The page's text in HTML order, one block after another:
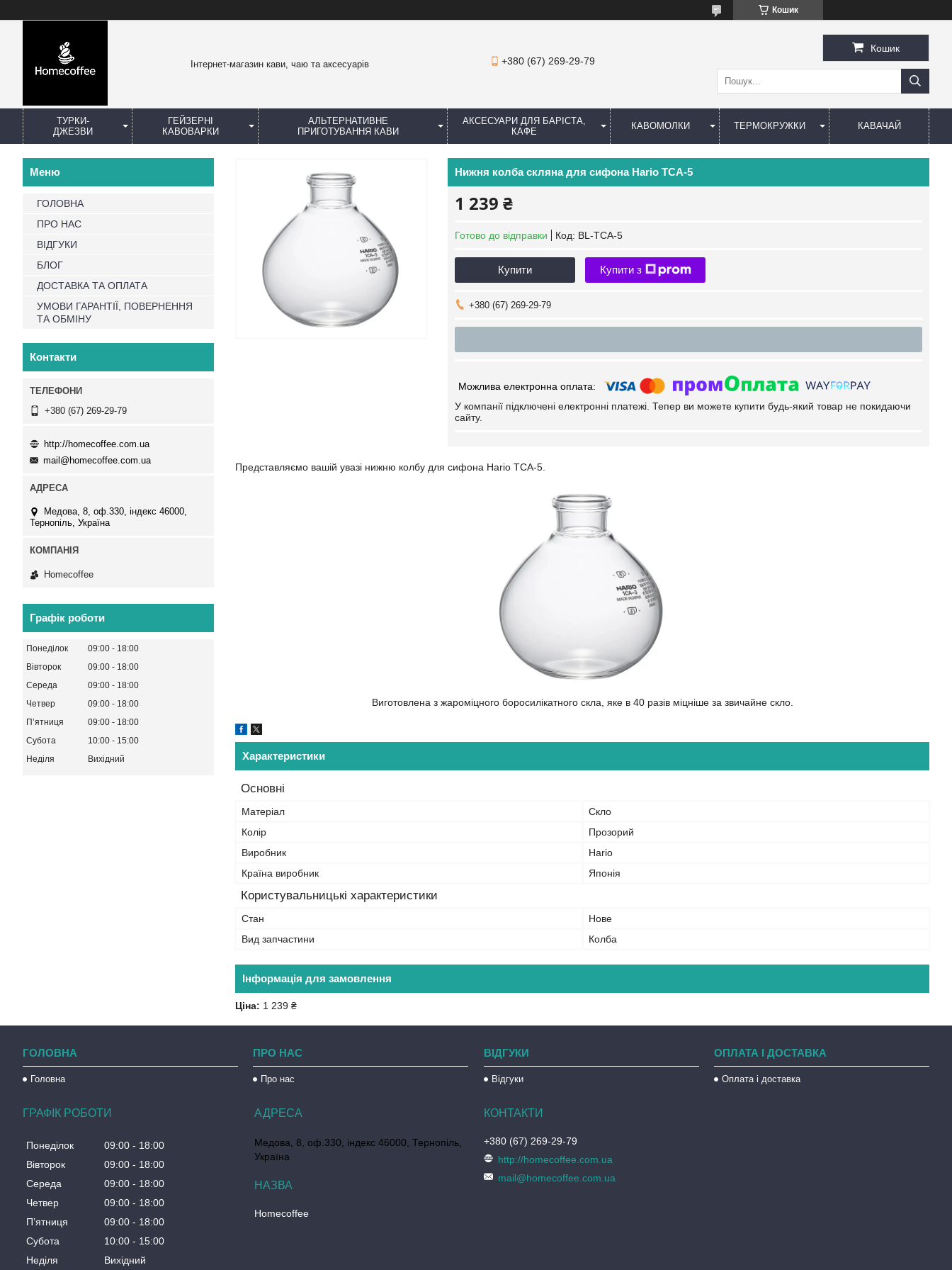
Кошик
Інтернет-магазин кави, чаю та аксесуарів +380 (67) 269-29-79
Кошик
ТУРКИ-
ДЖЕЗВИ
ГЕЙЗЕРНІ
КАВОВАРКИ
АЛЬТЕРНАТИВНЕ
ПРИГОТУВАННЯ КАВИ
АКСЕСУАРИ ДЛЯ БАРІСТА,
КАФЕ
КАВОМОЛКИ ТЕРМОКРУЖКИ КАВАЧАЙ
Нижня колба скляна для сифона Hario TCA-5
1 239 ₴
Готово до відправки Код: BL-TCA-5
Купити Купити з
+380 (67) 269-29-79
У компанії підключені електронні платежі. Тепер ви можете купити будь-який товар не покидаючи
сайту.
Представляємо вашій увазі нижню колбу для сифона Hario TCA-5.
Виготовлена з жароміцного боросилікатного скла, яке в 40 разів міцніше за звичайне скло.
Характеристики
Основні
Матеріал
Скло
Колір
Прозорий
Виробник
Hario
Країна виробник
Японія
Користувальницькі характеристики
Стан
Нове
Вид запчастини
Колба
Інформація для замовлення
Ціна: 1 239 ₴
ГОЛОВНА
ПРО НАС
ВІДГУКИ
БЛОГ
ДОСТАВКА ТА ОПЛАТА
УМОВИ ГАРАНТІЇ, ПОВЕРНЕННЯ
ТА ОБМІНУ
Контакти
+380 (67) 269-29-79
http://homecoffee.com.ua
mail@homecoffee.com.ua
Медова, 8, оф.330, індекс 46000,
Тернопіль, Україна
Homecoffee
Графік роботи
Понеділок 09:00
18:00
Вівторок
09:00
18:00
Середа
09:00
18:00
Четвер
09:00
18:00
Пʼятниця
09:00
18:00
Субота
10:00
15:00
Неділя
Вихідний
ГОЛОВНА
Головна
ПРО НАС
Про нас
ВІДГУКИ
Відгуки
ОПЛАТА І ДОСТАВКА
Оплата і доставка
ГРАФІК РОБОТИ
Понеділок 09:00
18:00
Вівторок
09:00
18:00
Середа
09:00
18:00
Четвер
09:00
18:00
Пʼятниця
09:00
18:00
Субота
10:00
15:00
Неділя
Вихідний
Медова, 8, оф.330, індекс 46000, Тернопіль,
Україна
Homecoffee
+380 (67) 269-29-79
http://homecoffee.com.ua
mail@homecoffee.com.ua